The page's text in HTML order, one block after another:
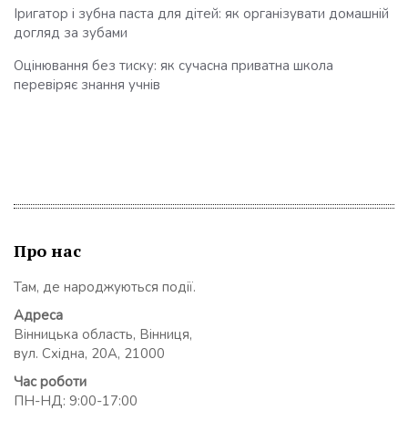
Іригатор і зубна паста для дітей: як організувати домашній
догляд за зубами
Оцінювання без тиску: як сучасна приватна школа
перевіряє знання учнів
Про нас
Там, де народжуються події.
Адреса
Вінницька область, Вінниця,
вул. Східна, 20А, 21000
Час роботи
ПН-НД: 9:00-17:00